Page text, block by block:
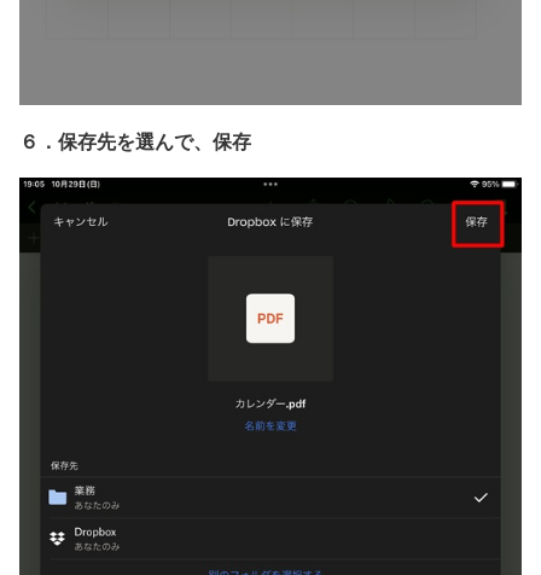
６．保存先を選んで、保存